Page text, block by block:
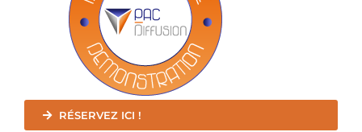
RÉSERVEZ ICI !